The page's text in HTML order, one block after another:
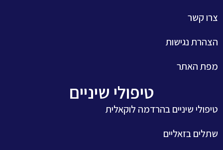
צרו קשר
הצהרת נגישות
מפת האתר
טיפולי שיניים
טיפולי שיניים בהרדמה לוקאלית
שתלים בזאליים